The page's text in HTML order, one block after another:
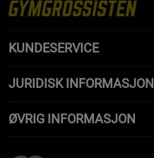
KUNDESERVICE
JURIDISK INFORMASJON
ØVRIG INFORMASJON